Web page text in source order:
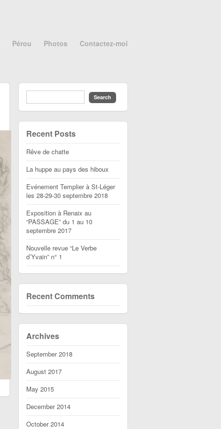
Pérou Photos Contactez-moi
Recent Posts
Rêve de chatte
La huppe au pays des hiboux
Evénement Templier à St-Léger
les 28-29-30 septembre 2018
Exposition à Renaix au
“PASSAGE” du 1 au 10
septembre 2017
Nouvelle revue “Le Verbe
d’Yvain” n° 1
Recent Comments
Archives
September 2018
August 2017
May 2015
December 2014
October 2014